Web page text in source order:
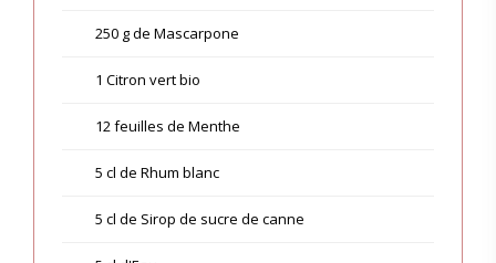
250 g de Mascarpone
1 Citron vert bio
12 feuilles de Menthe
5 cl de Rhum blanc
5 cl de Sirop de sucre de canne